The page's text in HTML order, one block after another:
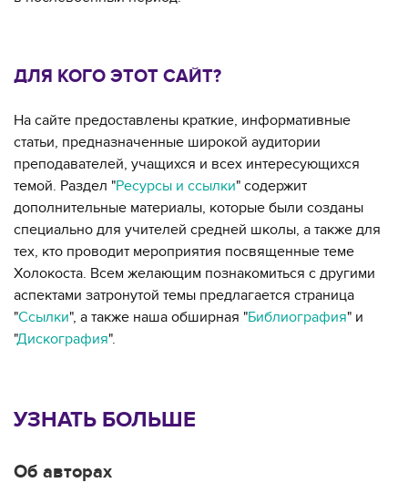
ДЛЯ КОГО ЭТОТ САЙТ?
На сайте предоставлены краткие, информативные
статьи, предназначенные широкой аудитории
преподавателей, учащихся и всех интересующихся
темой. Раздел "Ресурсы и ссылки" содержит
дополнительные материалы, которые были созданы
специально для учителей средней школы, а также для
тех, кто проводит мероприятия посвященные теме
Холокоста. Всем желающим познакомиться с другими
аспектами затронутой темы предлагается страница
"Ссылки", а также наша обширная "Библиография" и
"Дискография".
УЗНАТЬ БОЛЬШЕ
Об авторах